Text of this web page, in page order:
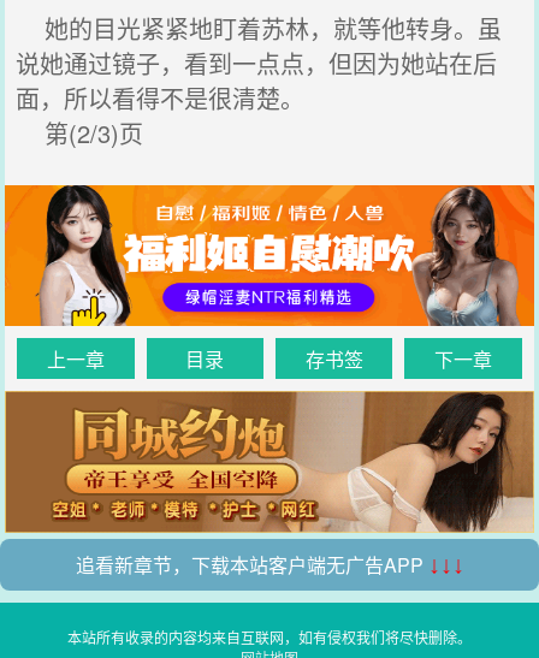
她的目光紧紧地盯着苏林，就等他转身。虽
说她通过镜子，看到一点点，但因为她站在后
面，所以看得不是很清楚。
第(2/3)页
上一章 目录 存书签 下一章
追看新章节，下载本站客户端无广告APP ↓↓↓
本站所有收录的内容均来自互联网，如有侵权我们将尽快删除。